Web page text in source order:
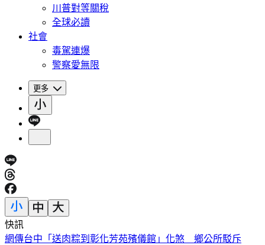
川普對等關稅
全球必讀
社會
毒駕連爆
警察愛無限
更多
快訊
SBS歌謠大戰／izna攜手KISS OF LIFE嗨跳Ciara神曲